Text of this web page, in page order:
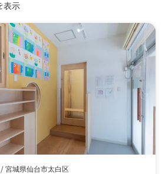
表示
/宮城県仙台市太白区